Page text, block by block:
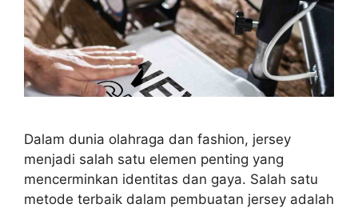
Dalam dunia olahraga dan fashion, jersey
menjadi salah satu elemen penting yang
mencerminkan identitas dan gaya. Salah satu
metode terbaik dalam pembuatan jersey adalah